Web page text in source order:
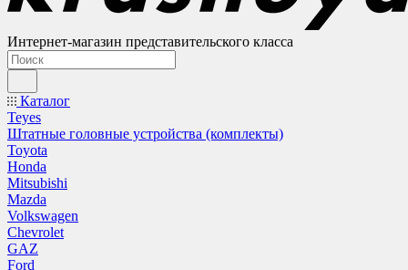
Интернет-магазин представительского класса
Каталог
Teyes
Штатные головные устройства (комплекты)
Toyota
Honda
Mitsubishi
Mazda
Volkswagen
Chevrolet
GAZ
Ford